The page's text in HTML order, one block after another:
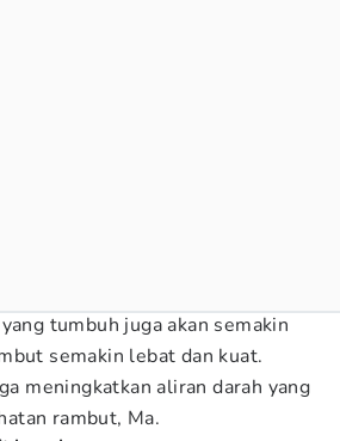
tumbuh juga akan semakin
semakin lebat dan kuat.
meningkatkan aliran darah yang
rambut, Ma.